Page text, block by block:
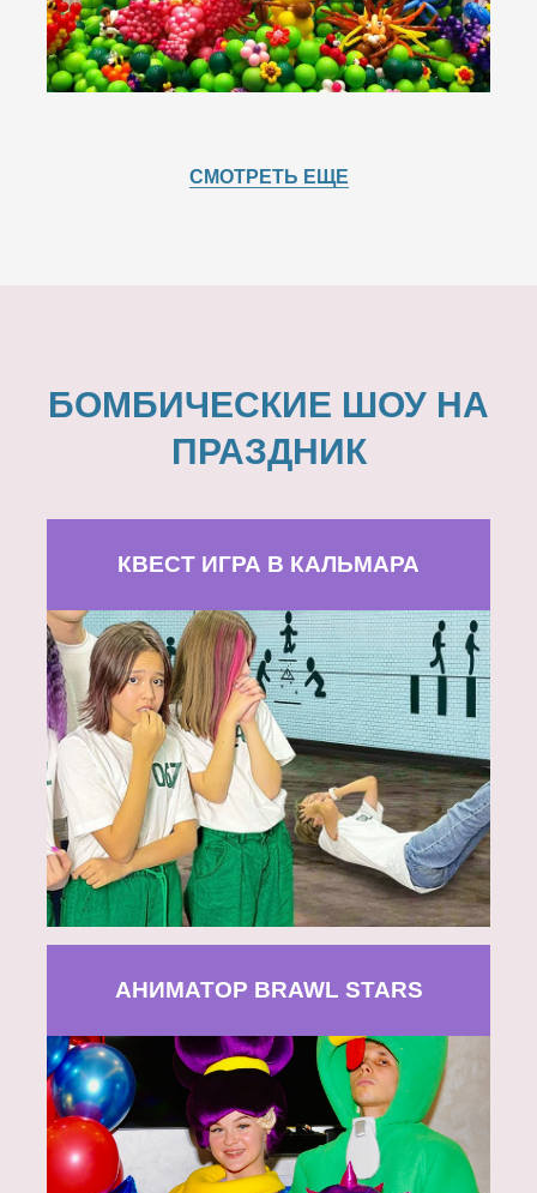
СМОТРЕТЬ ЕЩЕ
БОМБИЧЕСКИЕ ШОУ НА
ПРАЗДНИК
КВЕСТ ИГРА В КАЛЬМАРА
АНИМАТОР BRAWL STARS